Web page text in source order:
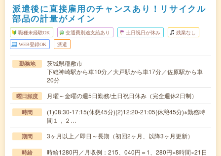
派遣後に直接雇用のチャンスあり！リサイクル
部品の計量がメイン
職種未経験OK 交通費別途支給あり 土日祝日が休み 残業なし
WEB登録OK 派遣
勤務地
茨城県稲敷市
下総神崎駅から車10分／大戸駅から車17分／佐原駅から車
20分
曜日頻度 月曜～金曜の週5日勤務/土日祝日休み（完全週休2日制）
時間
(1)08:30-17:15(休憩45分)(2)12:20-21:05(休憩45分)※勤務時
間１，２…
期間 3ヶ月以上／即日～長期（初回2ヶ月、以降3ヶ月更新）
時給
時給1280円／月収例：215、040円＝1、280円×8時間×21日